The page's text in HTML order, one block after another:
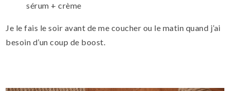
sérum + crème
Je le fais le soir avant de me coucher ou le matin quand j’ai
besoin d’un coup de boost.